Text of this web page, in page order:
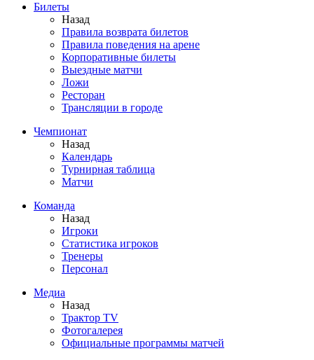
Билеты
Назад
Правила возврата билетов
Правила поведения на арене
Корпоративные билеты
Выездные матчи
Ложи
Ресторан
Трансляции в городе
Чемпионат
Назад
Календарь
Турнирная таблица
Матчи
Команда
Назад
Игроки
Статистика игроков
Тренеры
Персонал
Медиа
Назад
Трактор TV
Фотогалерея
Официальные программы матчей